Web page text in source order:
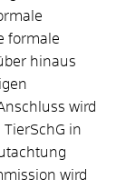
formale
hinaus
wird
in
wird